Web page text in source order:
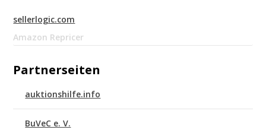
sellerlogic.com
Amazon Repricer
Partnerseiten
auktionshilfe.info
BuVeC e. V.